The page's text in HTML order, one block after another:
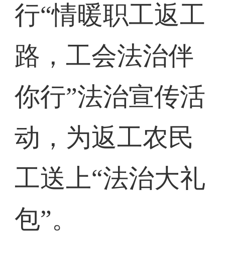
行“情暖职工返工
路，工会法治伴
你行”法治宣传活
动，为返工农民
工送上“法治大礼
包”。